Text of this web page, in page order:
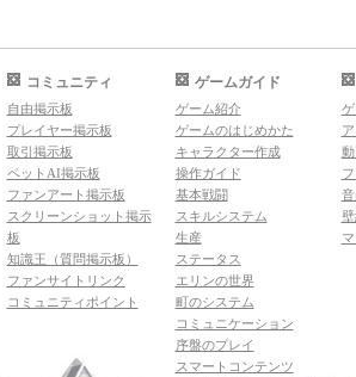
コミュニティ
自由掲示板
プレイヤー掲示板
取引掲示板
ペットAI掲示板
ファンアート掲示板
スクリーンショット掲示
板
知識王（質問掲示板）
ファンサイトリンク
コミュニティポイント
ゲームガイド
ゲーム紹介
ゲームのはじめかた
キャラクター作成
操作ガイド
基本戦闘
スキルシステム
生産
ステータス
エリンの世界
町のシステム
コミュニケーション
序盤のプレイ
スマートコンテンツ